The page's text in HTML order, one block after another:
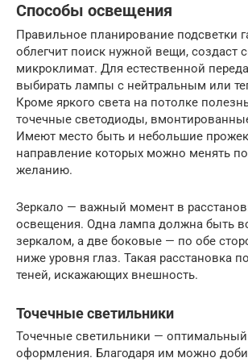
Способы освещения
Правильное планирование подсветки
облегчит поиск нужной вещи, создаст
микроклимат. Для естественной
выбирать лампы с нейтральным или
Кроме яркого света на потолке
точечные светодиоды,
Имеют место быть и небольшие
направление которых можно менять
желанию.
Зеркало — важный момент в
освещения. Одна лампа должна быть
зеркалом, а две боковые — по обе
ниже уровня глаз. Такая расстановка
теней, искажающих внешность.
Точечные светильники
Точечные светильники — оптимальный
оформления. Благодаря им можно